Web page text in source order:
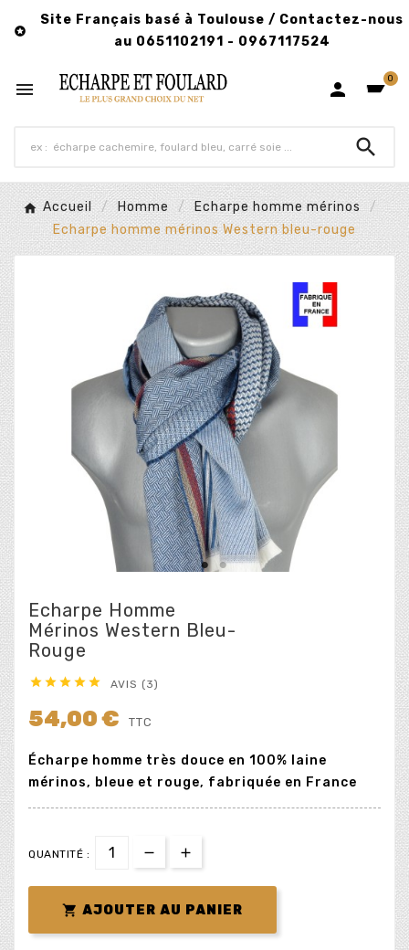

Site Français basé à Toulouse / Contactez-nous
au 0651102191 - 0967117524
  0

Accueil Homme
Echarpe homme mérinos
Echarpe homme mérinos Western bleu-rouge
Echarpe Homme
Mérinos Western Bleu-
Rouge
     AVIS (3)
54,00 € TTC
Écharpe homme très douce en 100% laine
mérinos, bleue et rouge, fabriquée en France
QUANTITÉ :
 AJOUTER AU PANIER